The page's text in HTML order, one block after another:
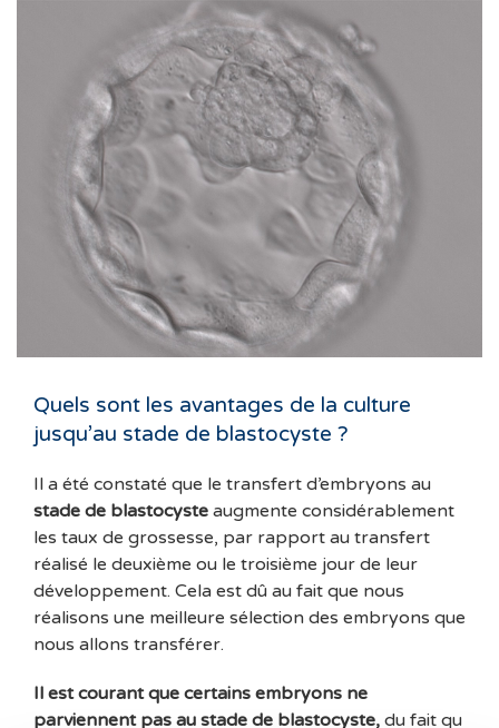
Quels sont les avantages de la culture
jusqu’au stade de blastocyste ?
Il a été constaté que le transfert d’embryons au
stade de blastocyste augmente considérablement
les taux de grossesse, par rapport au transfert
réalisé le deuxième ou le troisième jour de leur
développement. Cela est dû au fait que nous
réalisons une meilleure sélection des embryons que
nous allons transférer.
Il est courant que certains embryons ne
parviennent pas au stade de blastocyste, du fait qu